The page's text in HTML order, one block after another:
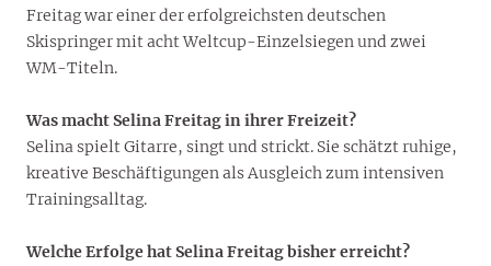
Freitag war einer der erfolgreichsten deutschen
Skispringer mit acht Weltcup-Einzelsiegen und zwei
WM-Titeln.
Was macht Selina Freitag in ihrer Freizeit?
Selina spielt Gitarre, singt und strickt. Sie schätzt ruhige,
kreative Beschäftigungen als Ausgleich zum intensiven
Trainingsalltag.
Welche Erfolge hat Selina Freitag bisher erreicht?